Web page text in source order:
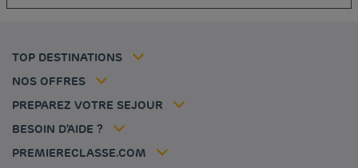
TOP DESTINATIONS
Hôtel pas cher Toulouse
NOS OFFRES
Solutions pro
PREPAREZ VOTRE SEJOUR
Ma réservation
Hôtels et inspirations
BESOIN D'AIDE ?
PREMIERECLASSE.COM
Politiques de taxes
Espace carrière